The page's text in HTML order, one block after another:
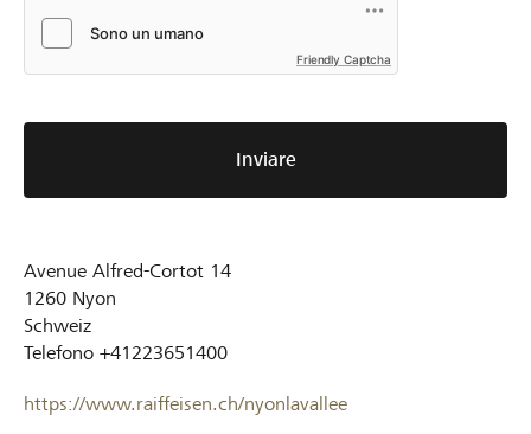
Friendly Captcha
Inviare
Avenue Alfred-Cortot 14
1260 Nyon
Schweiz
Telefono +41223651400
https://www.raiffeisen.ch/nyonlavallee